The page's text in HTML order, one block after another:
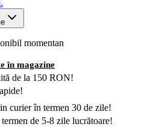
momentan
în magazine
de la 150 RON!
curier în termen 30 de zile!
de 5-8 zile lucrătoare!